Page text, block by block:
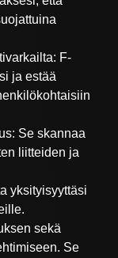
F-
ja estää
Se skannaa
liitteiden ja
yksityisyyttäsi
sekä
Se